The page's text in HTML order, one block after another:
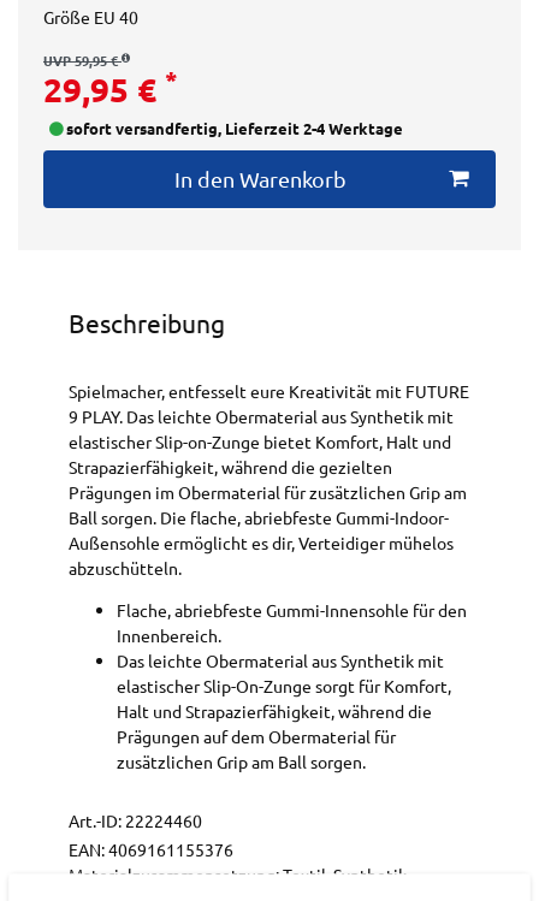
Größe EU 40
UVP 59,95 €
29,95 € *
sofort versandfertig, Lieferzeit 2-4 Werktage
In den Warenkorb
Beschreibung
Spielmacher, entfesselt eure Kreativität mit FUTURE
9 PLAY. Das leichte Obermaterial aus Synthetik mit
elastischer Slip-on-Zunge bietet Komfort, Halt und
Strapazierfähigkeit, während die gezielten
Prägungen im Obermaterial für zusätzlichen Grip am
Ball sorgen. Die flache, abriebfeste Gummi-Indoor-
Außensohle ermöglicht es dir, Verteidiger mühelos
abzuschütteln.
Flache, abriebfeste Gummi-Innensohle für den
Innenbereich.
Das leichte Obermaterial aus Synthetik mit
elastischer Slip-On-Zunge sorgt für Komfort,
Halt und Strapazierfähigkeit, während die
Prägungen auf dem Obermaterial für
zusätzlichen Grip am Ball sorgen.
Art.-ID: 22224460
EAN:4069161155376
Materialzusammensetzung: Textil, Synthetik